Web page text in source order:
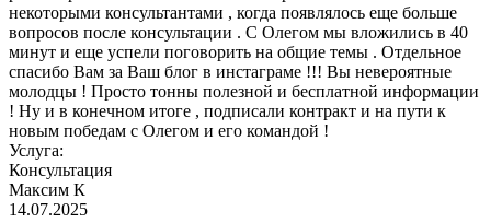
некоторыми консультантами , когда появлялось еще больше
вопросов после консультации . С Олегом мы вложились в 40
минут и еще успели поговорить на общие темы . Отдельное
спасибо Вам за Ваш блог в инстаграме !!! Вы невероятные
молодцы ! Просто тонны полезной и бесплатной информации
! Ну и в конечном итоге , подписали контракт и на пути к
новым победам с Олегом и его командой !
Услуга:
Консультация
Максим К
14.07.2025